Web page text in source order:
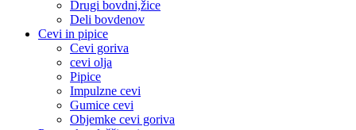
Drugi bovdni,žice
Deli bovdenov
Cevi in pipice
Cevi goriva
cevi olja
Pipice
Impulzne cevi
Gumice cevi
Objemke cevi goriva